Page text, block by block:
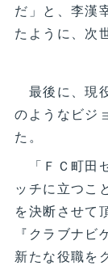
だ」と、李漢
たように、次
最後に、現
のようなビジ
た。
「ＦＣ町田
ッチに立つこ
を決断させて
『クラブナ
新たな役職を